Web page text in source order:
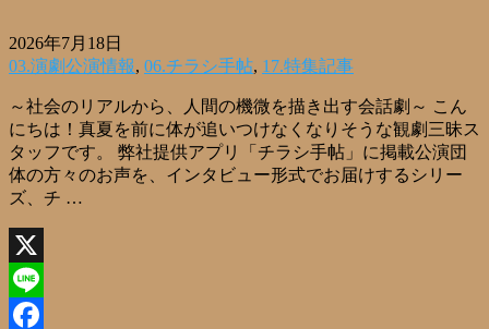
2026年7月18日
03.演劇公演情報, 06.チラシ手帖, 17.特集記事
～社会のリアルから、人間の機微を描き出す会話劇～ こん
にちは！真夏を前に体が追いつけなくなりそうな観劇三昧ス
タッフです。 弊社提供アプリ「チラシ手帖」に掲載公演団
体の方々のお声を、インタビュー形式でお届けするシリー
ズ、チ …
X
Line